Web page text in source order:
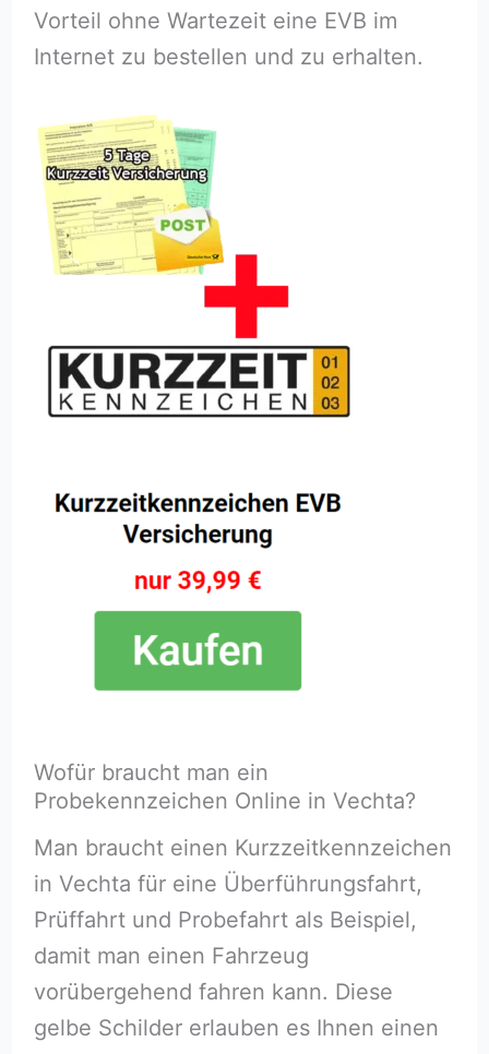
Vorteil ohne Wartezeit eine EVB im
Internet zu bestellen und zu erhalten.
Wofür braucht man ein
Probekennzeichen Online in Vechta?
Man braucht einen Kurzzeitkennzeichen
in Vechta für eine Überführungsfahrt,
Prüffahrt und Probefahrt als Beispiel,
damit man einen Fahrzeug
vorübergehend fahren kann. Diese
gelbe Schilder erlauben es Ihnen einen